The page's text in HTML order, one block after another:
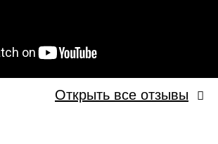
Открыть все отзывы